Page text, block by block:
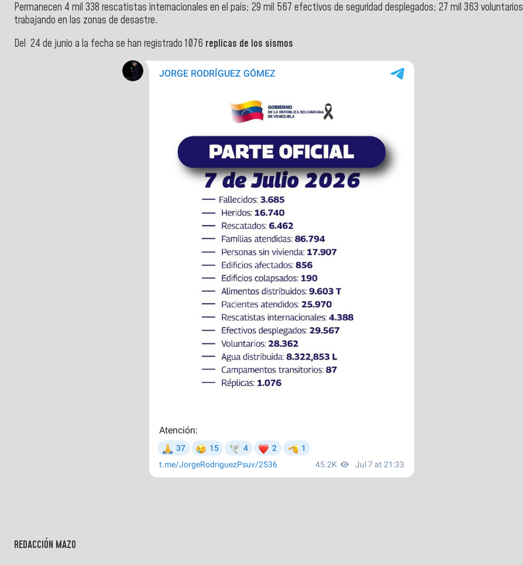
Permanecen 4 mil 338 rescatistas internacionales en el país; 29 mil 567 efectivos de seguridad desplegados; 27 mil 363 voluntarios
trabajando en las zonas de desastre.
Del 24 de junio a la fecha se han registrado 1076 replicas de los sismos
REDACCIÓN MAZO